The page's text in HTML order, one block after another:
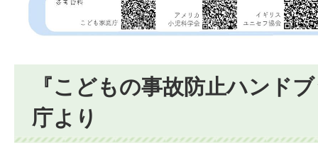
『こどもの事故防止ハンド
庁より